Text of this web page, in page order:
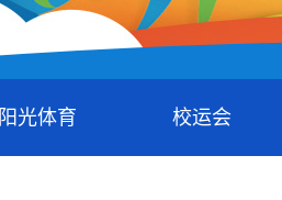
阳光体育 校运会